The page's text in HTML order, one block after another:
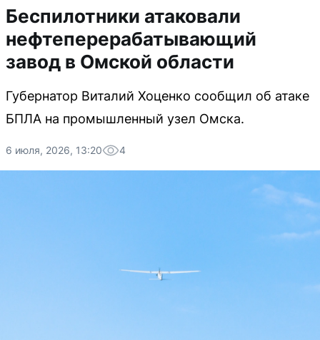
Беспилотники атаковали
нефтеперерабатывающий
завод в Омской области
Губернатор Виталий Хоценко сообщил об атаке
БПЛА на промышленный узел Омска.
6 июля, 2026, 13:20 4